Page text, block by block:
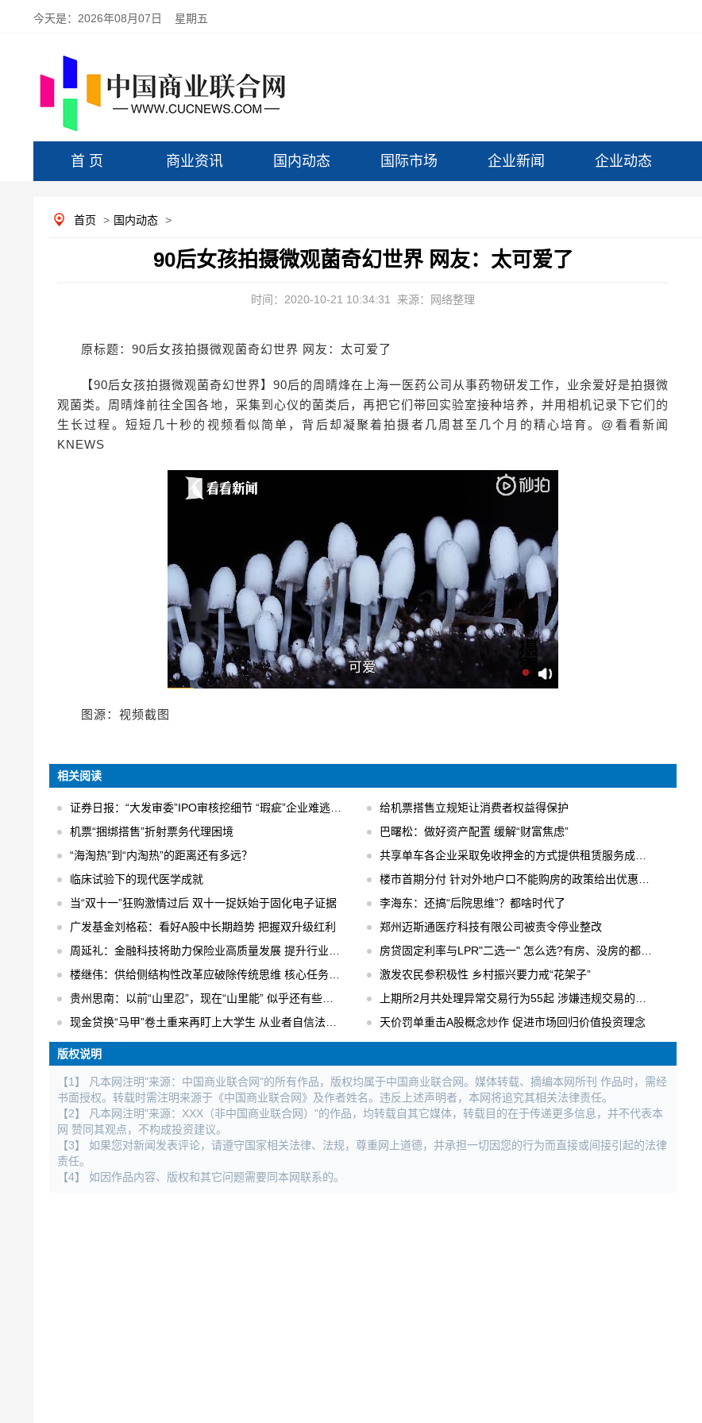
今天是： 2026年08月07日 星期五
首 页 商业资讯 国内动态 国际市场 企业新闻 企业动态
首页 > 国内动态 >
90后女孩拍摄微观菌奇幻世界 网友：太可爱了
时间：2020-10-21 10:34:31 来源：网络整理
原标题：90后女孩拍摄微观菌奇幻世界 网友：太可爱了
【90后女孩拍摄微观菌奇幻世界】90后的周晴烽在上海一医药公司从事药物研发工作，业余爱好是拍摄微
观菌类。周晴烽前往全国各地，采集到心仪的菌类后，再把它们带回实验室接种培养，并用相机记录下它们的
生长过程。短短几十秒的视频看似简单，背后却凝聚着拍摄者几周甚至几个月的精心培育。@看看新闻
KNEWS
图源：视频截图
相关阅读
证券日报：“大发审委”IPO审核挖细节 “瑕疵”企业难逃法眼
给机票搭售立规矩让消费者权益得保护
机票“捆绑搭售”折射票务代理困境
巴曙松：做好资产配置 缓解“财富焦虑”
“海淘热”到“内淘热”的距离还有多远？
共享单车各企业采取免收押金的方式提供租赁服务成主流
临床试验下的现代医学成就
楼市首期分付 针对外地户口不能购房的政策给出优惠办法
当“双十一”狂购激情过后 双十一捉妖始于固化电子证据
李海东：还搞“后院思维”？都啥时代了
广发基金刘格菘：看好A股中长期趋势 把握双升级红利
郑州迈斯通医疗科技有限公司被责令停业整改
周延礼：金融科技将助力保险业高质量发展 提升行业业务效率
房贷固定利率与LPR"二选一" 怎么选?有房、没房的都要会算
楼继伟：供给侧结构性改革应破除传统思维 核心任务是“三去一降一补”
激发农民参积极性 乡村振兴要力戒“花架子”
贵州思南：以前“山里忍”，现在“山里能” 似乎还有些不适应
上期所2月共处理异常交易行为55起 涉嫌违规交易的行为进行立案调查
现金贷换“马甲”卷土重来再盯上大学生 从业者自信法规完全管不着
天价罚单重击A股概念炒作 促进市场回归价值投资理念
版权说明
【1】 凡本网注明"来源：中国商业联合网"的所有作品，版权均属于中国商业联合网。媒体转载、摘编本网所刊 作品时，需经
书面授权。转载时需注明来源于《中国商业联合网》及作者姓名。违反上述声明者，本网将追究其相关法律责任。
【2】 凡本网注明"来源：XXX（非中国商业联合网）"的作品，均转载自其它媒体，转载目的在于传递更多信息，并不代表本
网 赞同其观点，不构成投资建议。
【3】 如果您对新闻发表评论，请遵守国家相关法律、法规，尊重网上道德，并承担一切因您的行为而直接或间接引起的法律
责任。
【4】 如因作品内容、版权和其它问题需要同本网联系的。